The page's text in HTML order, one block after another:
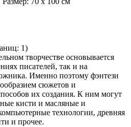
1)
творчестве основывается
писателей, так и на
Именно поэтому фэнтези
сюжетов и
их создания. К ним могут
кисти и масляные и
технологии, древняя
и прочее.